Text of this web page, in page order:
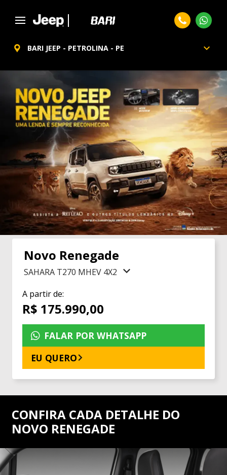
BARI JEEP - PETROLINA - PE
Novo Renegade
SAHARA T270 MHEV 4X2
A partir de:
R$ 175.990,00
FALAR POR WHATSAPP
EU QUERO
CONFIRA CADA DETALHE DO
NOVO RENEGADE